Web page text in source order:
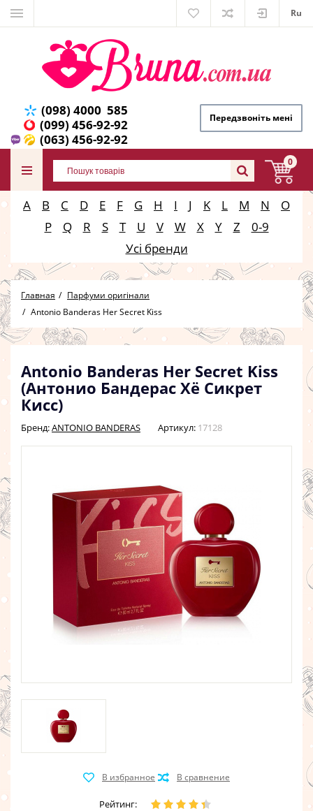
Ru
(098) 4000 585
(099) 456-92-92
(063) 456-92-92
Передзвоніть мені
0
A B C D E F G H I J K L M N
O
P
Q R S T U V W X Y Z
0-9
Усі бренди
Главная
Парфуми оригінали
Antonio Banderas Her Secret Kiss
Antonio Banderas Her Secret Kiss
(Антонио Бандерас Хё Сикрет
Кисс)
Бренд:ANTONIO BANDERAS Артикул: 17128
Рейтинг: